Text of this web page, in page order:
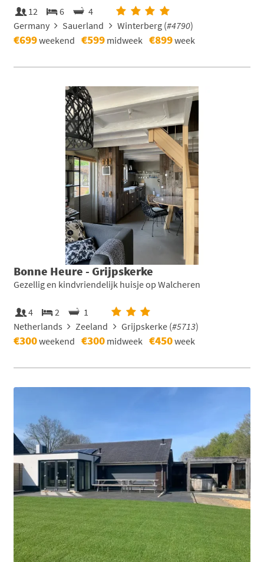
12 6
4
Germany
Sauerland Winterberg (#4790)
€699weekend €599 midweek €899week
Bonne Heure - Grijpskerke
Gezellig en kindvriendelijk huisje op Walcheren
4 2
1
Netherlands
Zeeland Grijpskerke (#5713)
€300weekend €300 midweek €450week